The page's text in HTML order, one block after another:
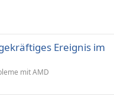
Ereignis im
mit AMD